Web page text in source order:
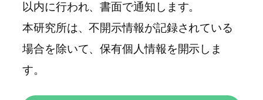
以内に行われ、書面で通知します。
本研究所は、不開示情報が記録されている
場合を除いて、保有個人情報を開示しま
す。